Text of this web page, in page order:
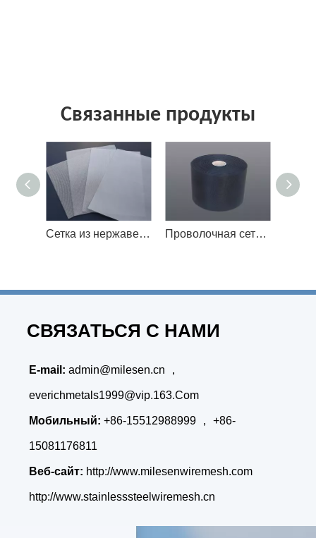
Связанные продукты
Сетка из нержавеющей стали Проволочная сетка с эпоксидным покрытием
СВЯЗАТЬСЯ С НАМИ
E-mail: admin@milesen.cn ，
everichmetals1999@vip.163.Com
Мобильный: +86-15512988999 ， +86-
15081176811
Веб-сайт: http://www.milesenwiremesh.com
http://www.stainlesssteelwiremesh.cn